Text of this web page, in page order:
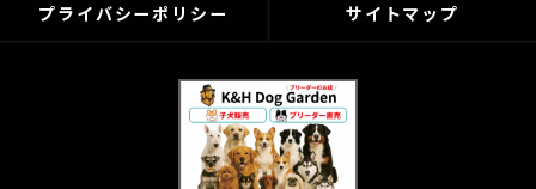
プライバシーポリシー サイトマップ